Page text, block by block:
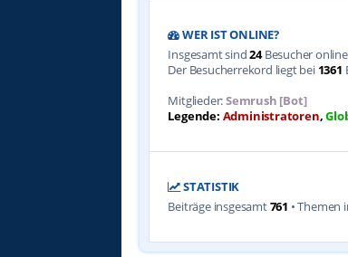
WER IST ONLINE?
Insgesamt sind24Besucher
Der Besucherrekord liegt bei 1361
Mitglieder:Semrush [Bot]
Legende: Administratoren,
STATISTIK
Beiträge insgesamt761 • Themen